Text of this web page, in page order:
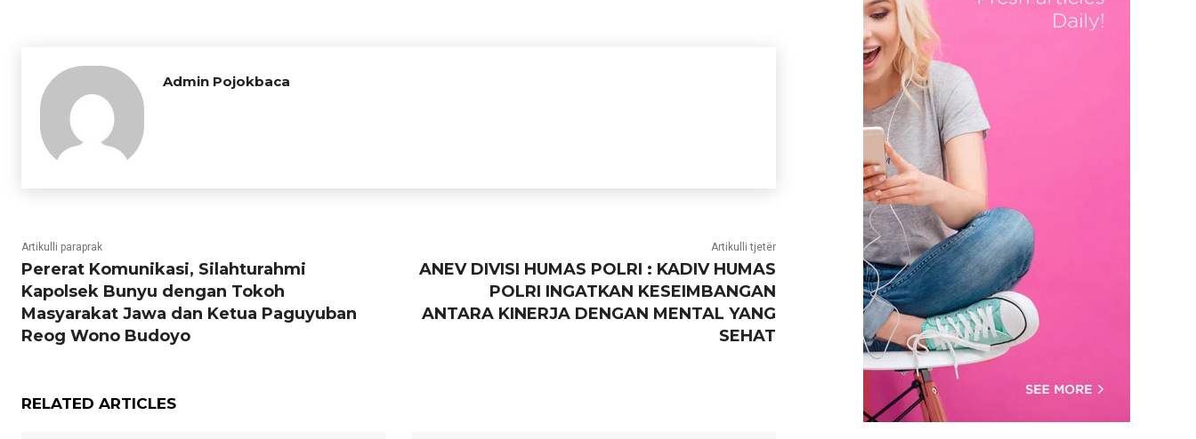
Admin Pojokbaca
Artikulli paraprak
Pererat Komunikasi, Silahturahmi
Kapolsek Bunyu dengan Tokoh
Masyarakat Jawa dan Ketua Paguyuban
Reog Wono Budoyo
Artikulli tjetër
ANEV DIVISI HUMAS POLRI : KADIV HUMAS
POLRI INGATKAN KESEIMBANGAN
ANTARA KINERJA DENGAN MENTAL YANG
SEHAT
RELATED ARTICLES